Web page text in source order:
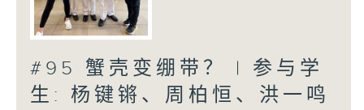
#95 蟹壳变绷带？ | 参与学
生: 杨键锵、周柏恒、洪一鸣